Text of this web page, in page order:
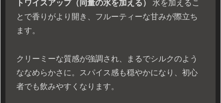
トワイスアップ（同量の水を加える）
水を加えるこ
とで香りがより開き、フルーティーな甘みが際立ち
ます。
クリーミーな質感が強調され、まるでシルクのよう
ななめらかさに。スパイス感も穏やかになり、初心
者でも飲みやすくなります。